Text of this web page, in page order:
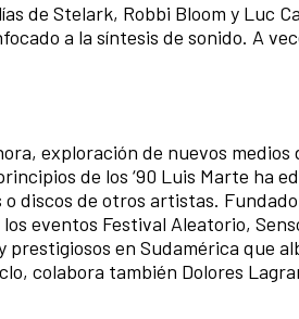
de Stelark, Robbi Bloom y Luc
a la síntesis de sonido. A
exploración de nuevos
de los ‘90 Luis Marte ha
discos de otros artistas.
eventos Festival Aleatorio,
prestigiosos en Sudamérica que
colabora también Dolores